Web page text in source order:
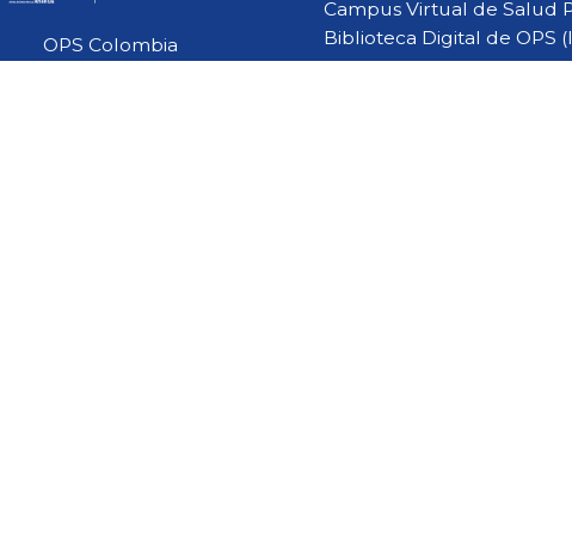
OPS Colombia
Campus Virtual de Salud
Biblioteca Digital de OPS